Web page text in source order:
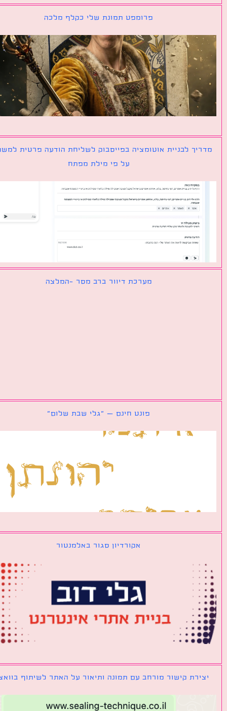
פרומפט תמונת שלי כקלף מלכה
לבניית אוטומציה בפייסבוק לשליחת הודעה פרטית למשתמש
על פי מילת מפתח
מערכת דיוור ברב מסר -המלצה
פונט חינם – ״גלי שבת שלום״
אקורדיון סגור באלמנטור
קישור מורחב עם תמונה ותיאור על האתר לשיתוף בוואצאפ